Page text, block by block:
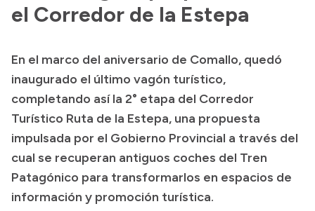
Transparencia
Boletín Oficial
Compras y licitaciones
Consulta de expedientes
Consulta de pago a proveedores
Convocatorias
Intranet
el Corredor de la Estepa
En el marco del aniversario de Comallo, quedó
inaugurado el último vagón turístico,
completando así la 2° etapa del Corredor
Turístico Ruta de la Estepa, una propuesta
impulsada por el Gobierno Provincial a través del
cual se recuperan antiguos coches del Tren
Patagónico para transformarlos en espacios de
información y promoción turística.